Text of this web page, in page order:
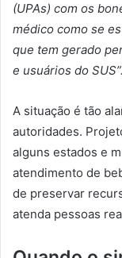
(UPAs) com os
médico como se
que tem gerado
e usuários do SUS”.
A situação é tão
autoridades.
alguns estados e
atendimento de
de preservar
atenda pessoas